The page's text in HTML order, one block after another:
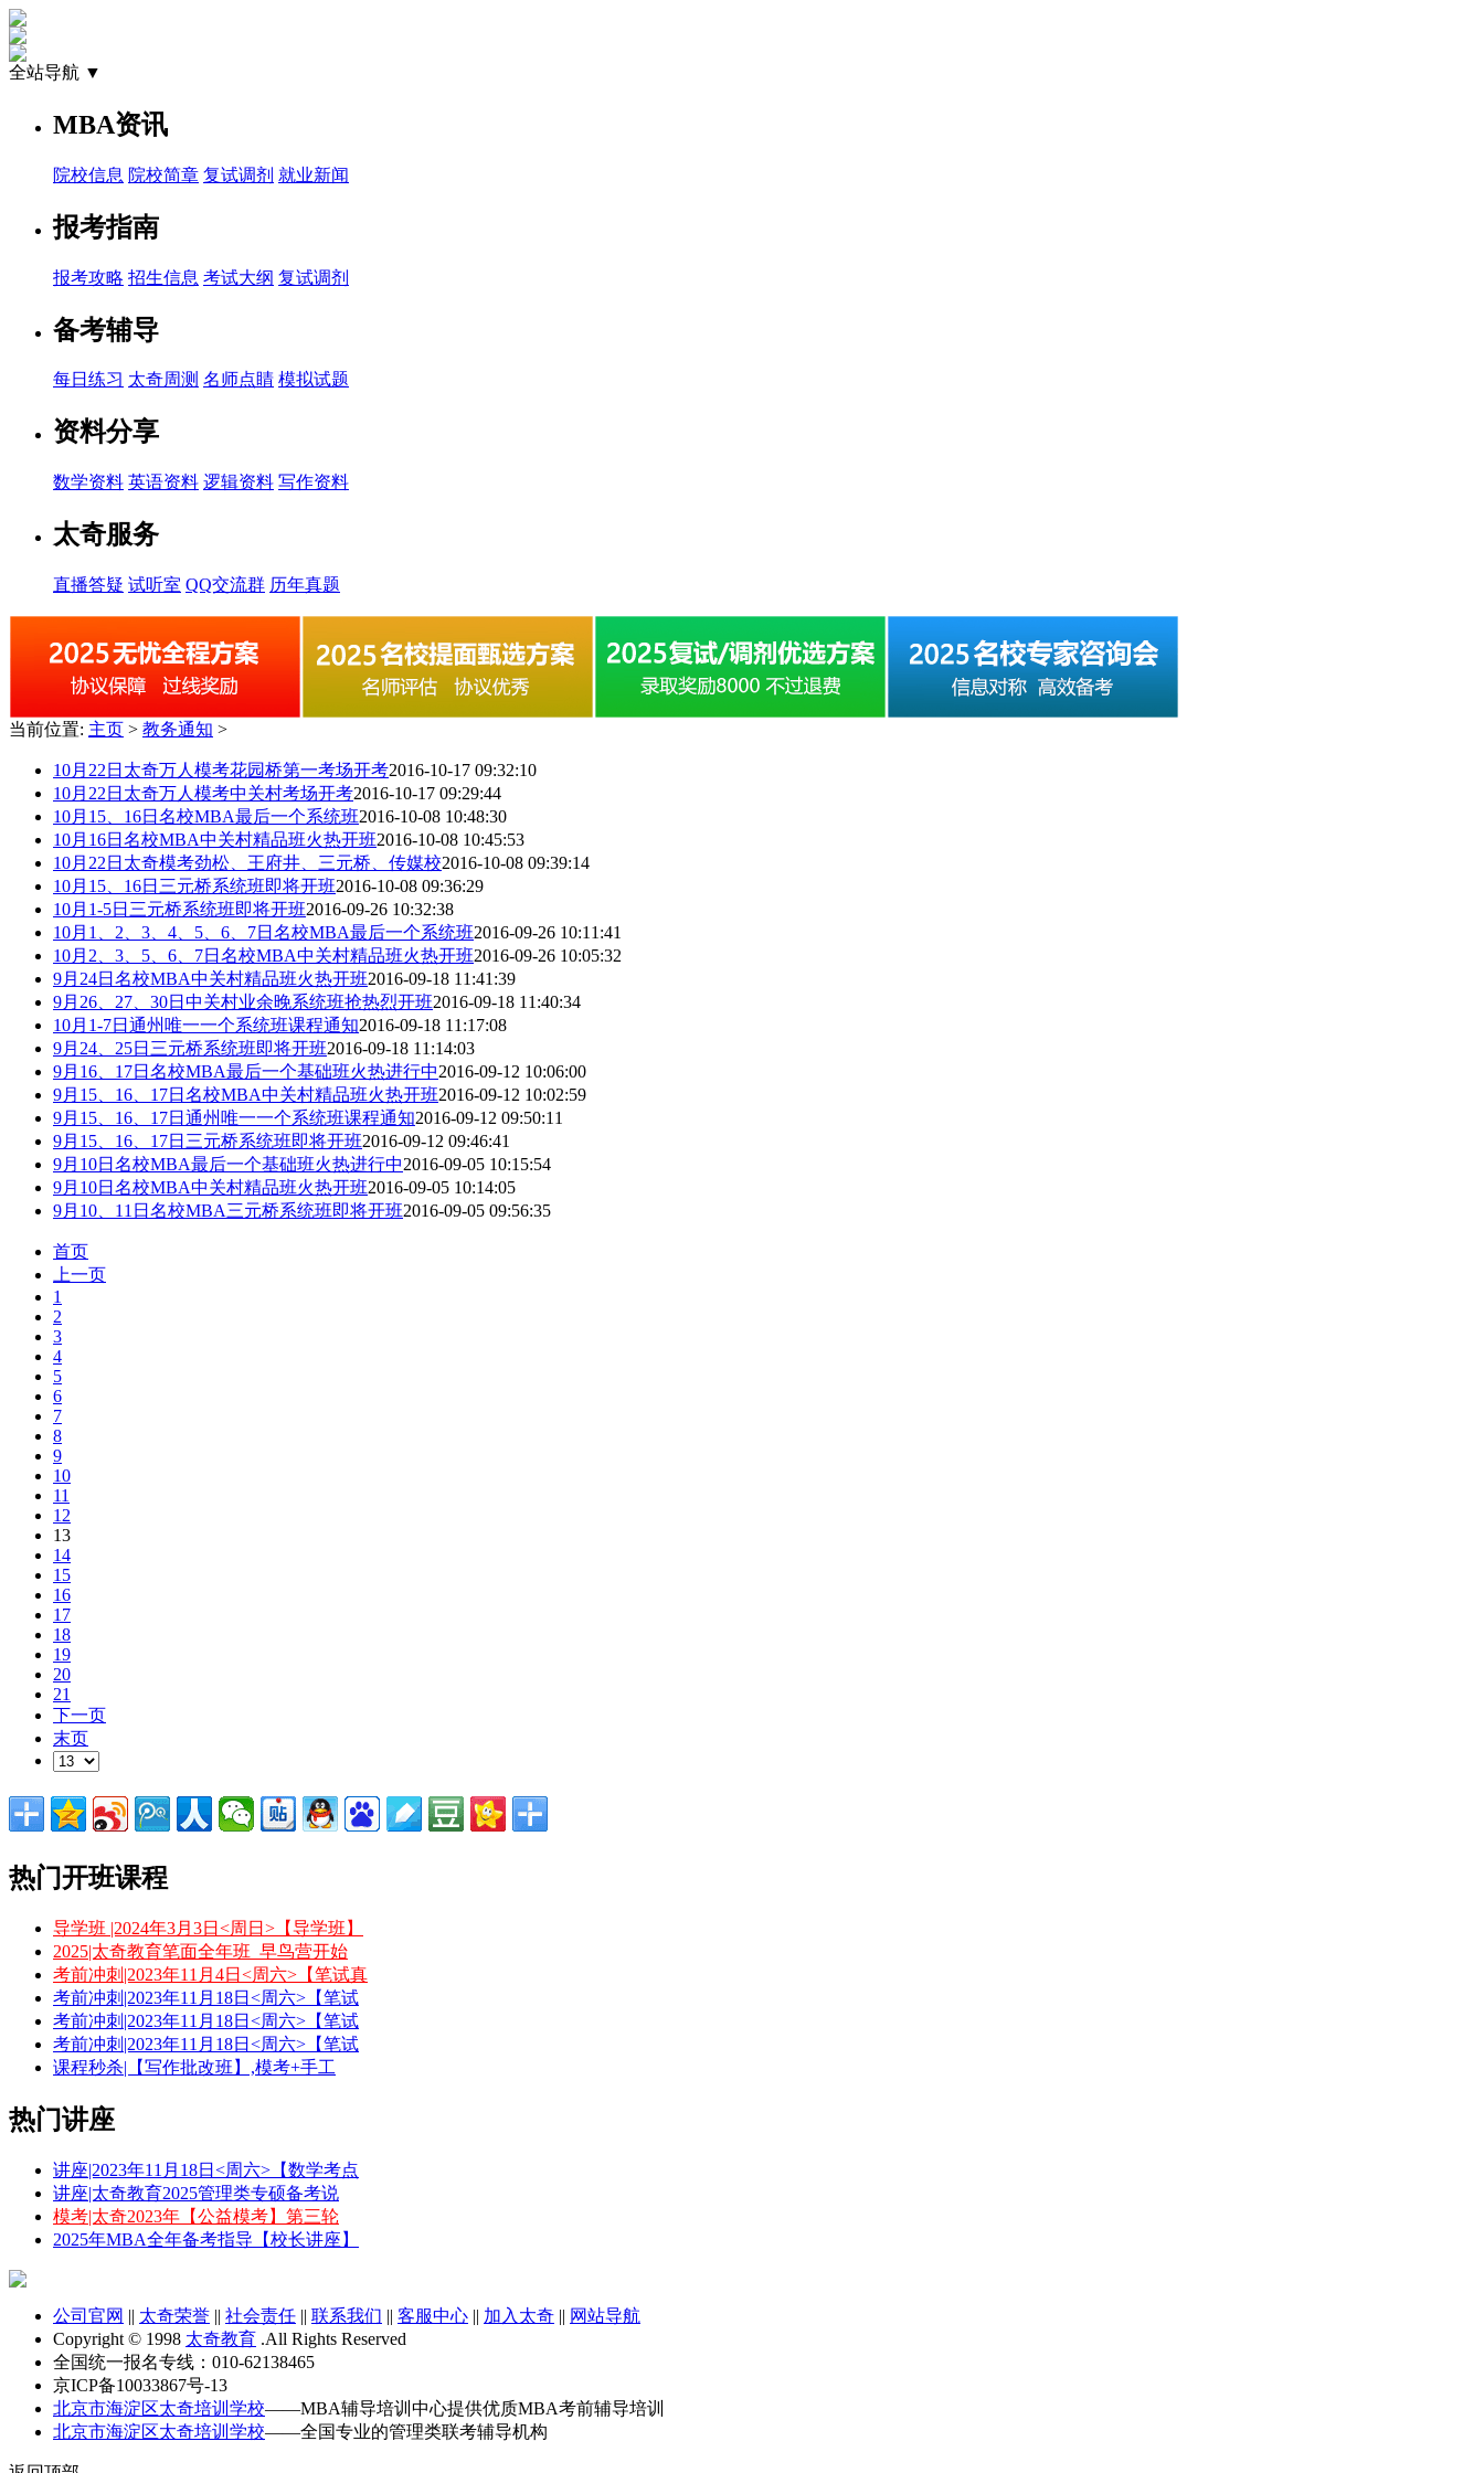
全站导航 ▼
MBA资讯
院校信息 院校简章 复试调剂 就业新闻
报考指南
报考攻略 招生信息 考试大纲 复试调剂
备考辅导
每日练习 太奇周测 名师点睛 模拟试题
资料分享
数学资料 英语资料 逻辑资料 写作资料
太奇服务
直播答疑 试听室 QQ交流群 历年真题
当前位置: 主页 > 教务通知 >
10月22日太奇万人模考花园桥第一考场开考2016-10-17 09:32:10
10月22日太奇万人模考中关村考场开考2016-10-17 09:29:44
10月15、16日名校MBA最后一个系统班2016-10-08 10:48:30
10月16日名校MBA中关村精品班火热开班2016-10-08 10:45:53
10月22日太奇模考劲松、王府井、三元桥、传媒校2016-10-08 09:39:14
10月15、16日三元桥系统班即将开班2016-10-08 09:36:29
10月1-5日三元桥系统班即将开班2016-09-26 10:32:38
10月1、2、3、4、5、6、7日名校MBA最后一个系统班2016-09-26 10:11:41
10月2、3、5、6、7日名校MBA中关村精品班火热开班2016-09-26 10:05:32
9月24日名校MBA中关村精品班火热开班2016-09-18 11:41:39
9月26、27、30日中关村业余晚系统班抢热烈开班2016-09-18 11:40:34
10月1-7日通州唯一一个系统班课程通知2016-09-18 11:17:08
9月24、25日三元桥系统班即将开班2016-09-18 11:14:03
9月16、17日名校MBA最后一个基础班火热进行中2016-09-12 10:06:00
9月15、16、17日名校MBA中关村精品班火热开班2016-09-12 10:02:59
9月15、16、17日通州唯一一个系统班课程通知2016-09-12 09:50:11
9月15、16、17日三元桥系统班即将开班2016-09-12 09:46:41
9月10日名校MBA最后一个基础班火热进行中2016-09-05 10:15:54
9月10日名校MBA中关村精品班火热开班2016-09-05 10:14:05
9月10、11日名校MBA三元桥系统班即将开班2016-09-05 09:56:35
首页
上一页
1
2
3
4
5
6
7
8
9
10
11
12
13
14
15
16
17
18
19
20
21
下一页
末页
热门开班课程
导学班 |2024年3月3日<周日>【导学班】
2025|太奇教育笔面全年班_早鸟营开始
考前冲刺|2023年11月4日<周六>【笔试真
考前冲刺|2023年11月18日<周六>【笔试
考前冲刺|2023年11月18日<周六>【笔试
考前冲刺|2023年11月18日<周六>【笔试
课程秒杀|【写作批改班】,模考+手工
热门讲座
讲座|2023年11月18日<周六>【数学考点
讲座|太奇教育2025管理类专硕备考说
模考|太奇2023年【公益模考】第三轮
2025年MBA全年备考指导【校长讲座】
公司官网 || 太奇荣誉 || 社会责任 || 联系我们 || 客服中心 || 加入太奇 || 网站导航
Copyright © 1998 太奇教育 .All Rights Reserved
全国统一报名专线：010-62138465
京ICP备10033867号-13
北京市海淀区太奇培训学校——MBA辅导培训中心提供优质MBA考前辅导培训
北京市海淀区太奇培训学校——全国专业的管理类联考辅导机构